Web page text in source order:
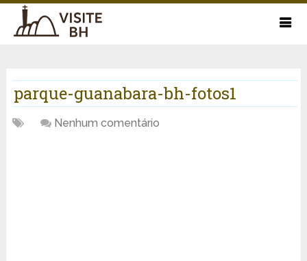
parque-guanabara-bh-fotos1
Nenhum comentário